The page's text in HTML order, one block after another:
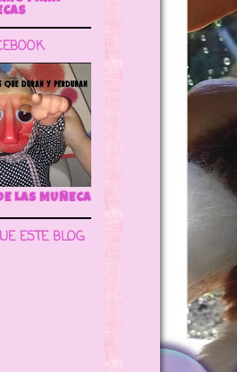
🌼 LA CUEVA DE LAS
ESTE BLOG